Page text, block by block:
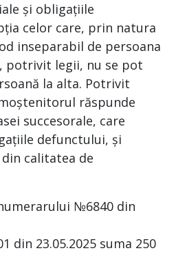
și obligațiile
celor care, prin natura
inseparabil de persoana
potrivit legii, nu se pot
la alta. Potrivit
răspunde
succesorale, care
defunctului, și
calitatea de
№6840 din
din 23.05.2025 suma 250